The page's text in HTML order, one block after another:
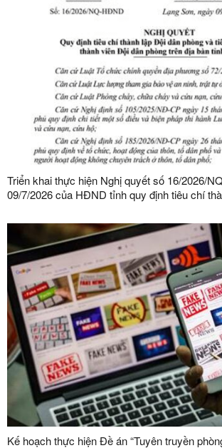
Triển khai thực hiện Nghị quyết số 16/2026/
09/7/2026 của HĐND tỉnh quy định tiêu chí
bàn tỉnh
Kế hoạch thực hiện Đề án “Tuyên truyền